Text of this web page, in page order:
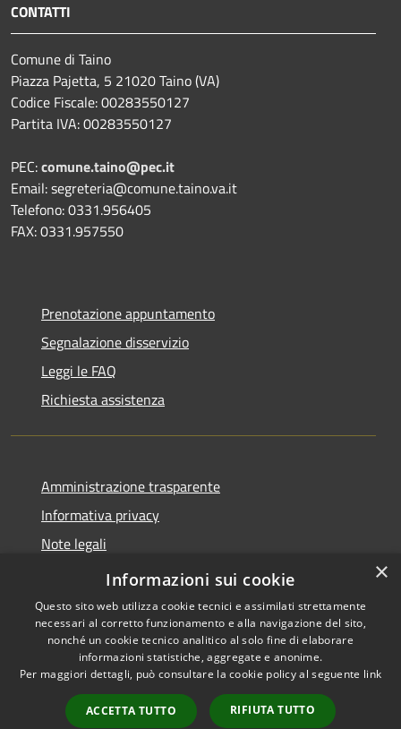
CONTATTI
Comune di Taino
Piazza Pajetta, 5 21020 Taino (VA)
Codice Fiscale: 00283550127
Partita IVA: 00283550127
PEC:comune.taino@pec.it
Email: segreteria@comune.taino.va.it
Telefono: 0331.956405
FAX: 0331.957550
Prenotazione appuntamento
Segnalazione disservizio
Leggi le FAQ
Richiesta assistenza
Amministrazione trasparente
Informativa privacy
Note legali
Dichiarazione di accessibilità
Accessibilità
Copyright © 2026 • Comune di
Taino • Powered by
Municipium•
Accesso
×
Informazioni sui cookie
Questo sito web utilizza cookie tecnici e assimilati strettamente
necessari al corretto funzionamento e alla navigazione del sito,
nonché un cookie tecnico analitico al solo fine di elaborare
informazioni statistiche, aggregate e anonime.
Per maggiori dettagli, può consultare la cookie policy al seguente link
ACCETTA TUTTO RIFIUTA TUTTO